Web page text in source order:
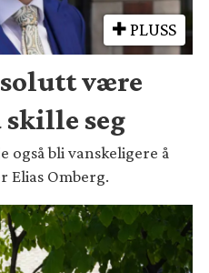
PLUSS
være
skille seg
også bli vanskeligere å
Elias Omberg.